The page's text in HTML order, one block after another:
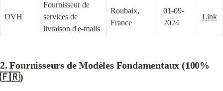
OVH
Fournisseur de
services de
livraison d'e-mails
Roubaix,
France
01-09-
2024
Link
2. Fournisseurs de Modèles Fondamentaux (100%
🇫🇷)